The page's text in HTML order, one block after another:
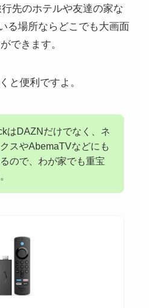
先のホテルや友達の家な
る場所ならどこでも大画面
できます。
と便利ですよ。
はDAZNだけでなく、ネ
スやAbemaTVなどにも
ので、わが家でも重宝